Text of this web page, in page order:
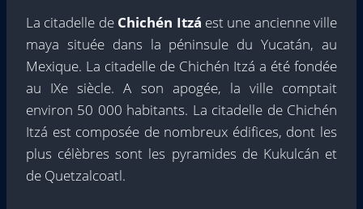
La citadelle de Chichén Itzá est une ancienne ville
maya située dans la péninsule du Yucatán, au
Mexique. La citadelle de Chichén Itzá a été fondée
au IXe siècle. A son apogée, la ville comptait
environ 50 000 habitants. La citadelle de Chichén
Itzá est composée de nombreux édifices, dont les
plus célèbres sont les pyramides de Kukulcán et
de Quetzalcoatl.